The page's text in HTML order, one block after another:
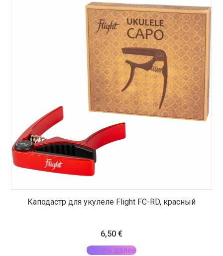
Каподастр для укулеле Flight FC-RD, красный
6,50 €
Читать далее